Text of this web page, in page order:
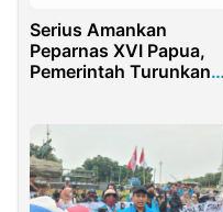
Serius Amankan
Peparnas XVI Papua,
Pemerintah Turunkan